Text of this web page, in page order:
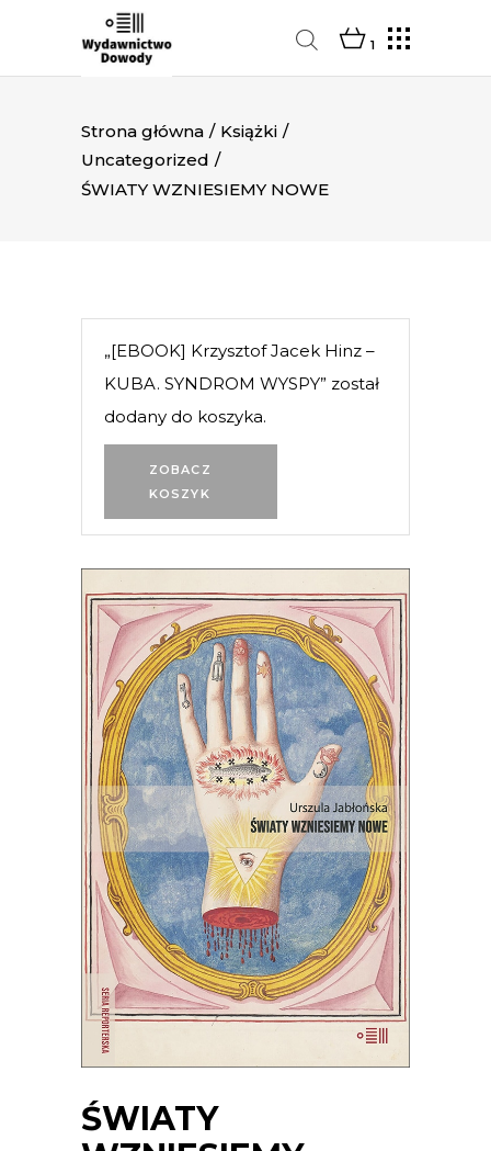
1
Strona główna / Książki /
Uncategorized /
ŚWIATY WZNIESIEMY NOWE
ZOBACZ
KOSZYK
„[EBOOK] Krzysztof Jacek Hinz –
KUBA. SYNDROM WYSPY” został
dodany do koszyka.
ŚWIATY